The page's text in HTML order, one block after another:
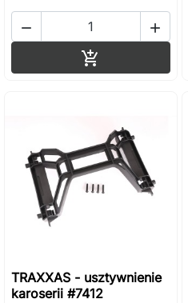
 

TRAXXAS - usztywnienie
karoserii #7412